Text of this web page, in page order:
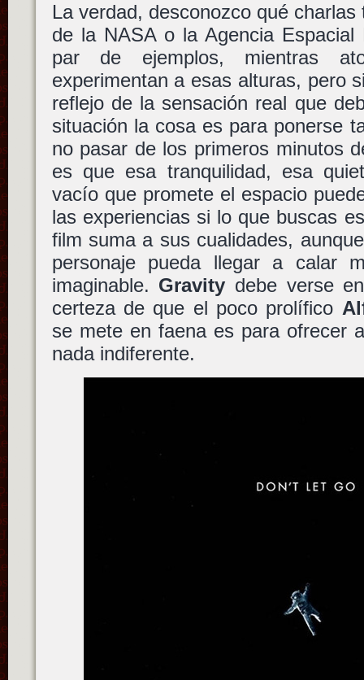
La verdad, desconozco qué
de la NASA o la Agencia
par de ejemplos, mientras
experimentan a esas alturas, pero
reflejo de la sensación real que
situación la cosa es para ponerse
no pasar de los primeros minutos
es que esa tranquilidad, esa
vacío que promete el espacio
las experiencias si lo que buscas
film suma a sus cualidades,
personaje pueda llegar a calar
imaginable. Gravity debe verse
certeza de que el poco prolífico
se mete en faena es para ofrecer
nada indiferente.